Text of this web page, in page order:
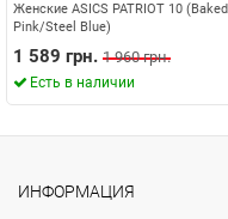
Женские ASICS PATRIOT 10 (Baked
Pink/Steel Blue)
1 589 грн. 1 960 грн.
Есть в наличии
ИНФОРМАЦИЯ